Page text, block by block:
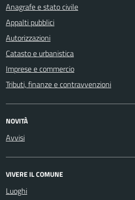
Anagrafe e stato civile
Appalti pubblici
Autorizzazioni
Catasto e urbanistica
Imprese e commercio
Tributi, finanze e contravvenzioni
NOVITÀ
Avvisi
VIVERE IL COMUNE
Luoghi